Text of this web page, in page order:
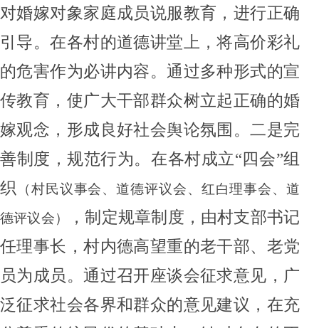
对婚嫁对象家庭成员说服教育，进行正确
引导。在各村的道德讲堂上，将高价彩礼
的危害作为必讲内容。通过多种形式的宣
传教育，使广大干部群众树立起正确的婚
嫁观念，形成良好社会舆论氛围 。二是完
善制度 ，规范行为。在各村成立“四会”组
织
（村民议事会、道德评议会、 红白理事会、道
德评议会）
，制定规章制度， 由村支部书记
任理事长，村内德高望重的老干部、老党
员为成员。通过召开座谈会征求意见 ，广
泛征求社会各界和群众的意见建议，在充